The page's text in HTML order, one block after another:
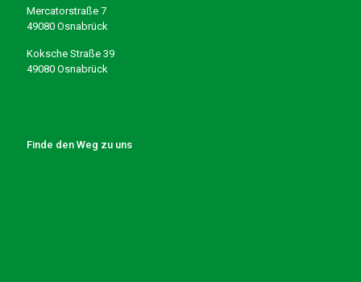
Mercatorstraße 7
49080 Osnabrück
Koksche Straße 39
49080 Osnabrück
Finde den Weg zu uns